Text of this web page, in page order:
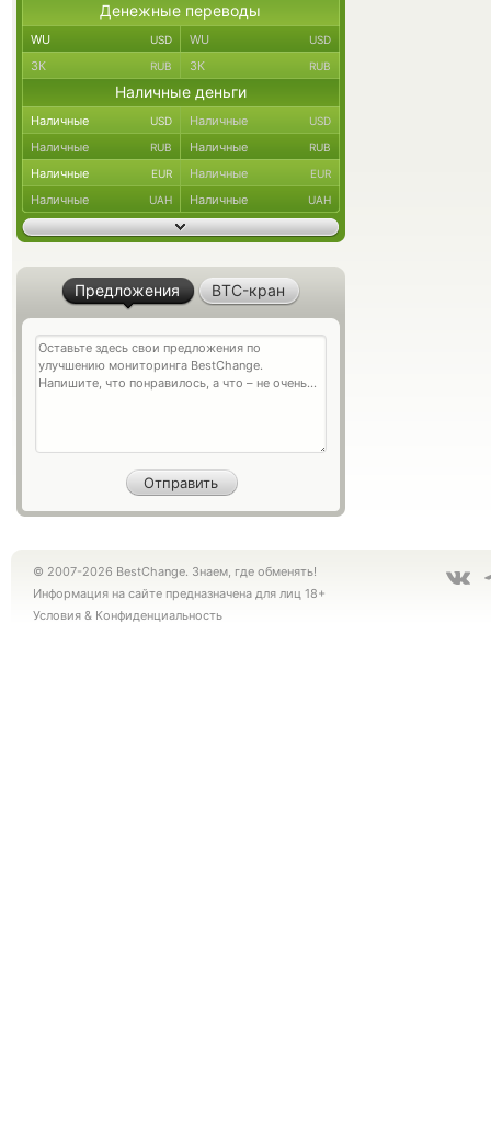
Денежные переводы
WU USD WU USD
ЗК RUB ЗК RUB
Наличные деньги
Наличные USD Наличные USD
Наличные RUB Наличные RUB
Наличные EUR Наличные EUR
Наличные UAH Наличные UAH
Предложения BTC-кран
© 2007-2026 BestChange. Знаем, где обменять!
Информация на сайте предназначена для лиц 18+
Условия & Конфиденциальность